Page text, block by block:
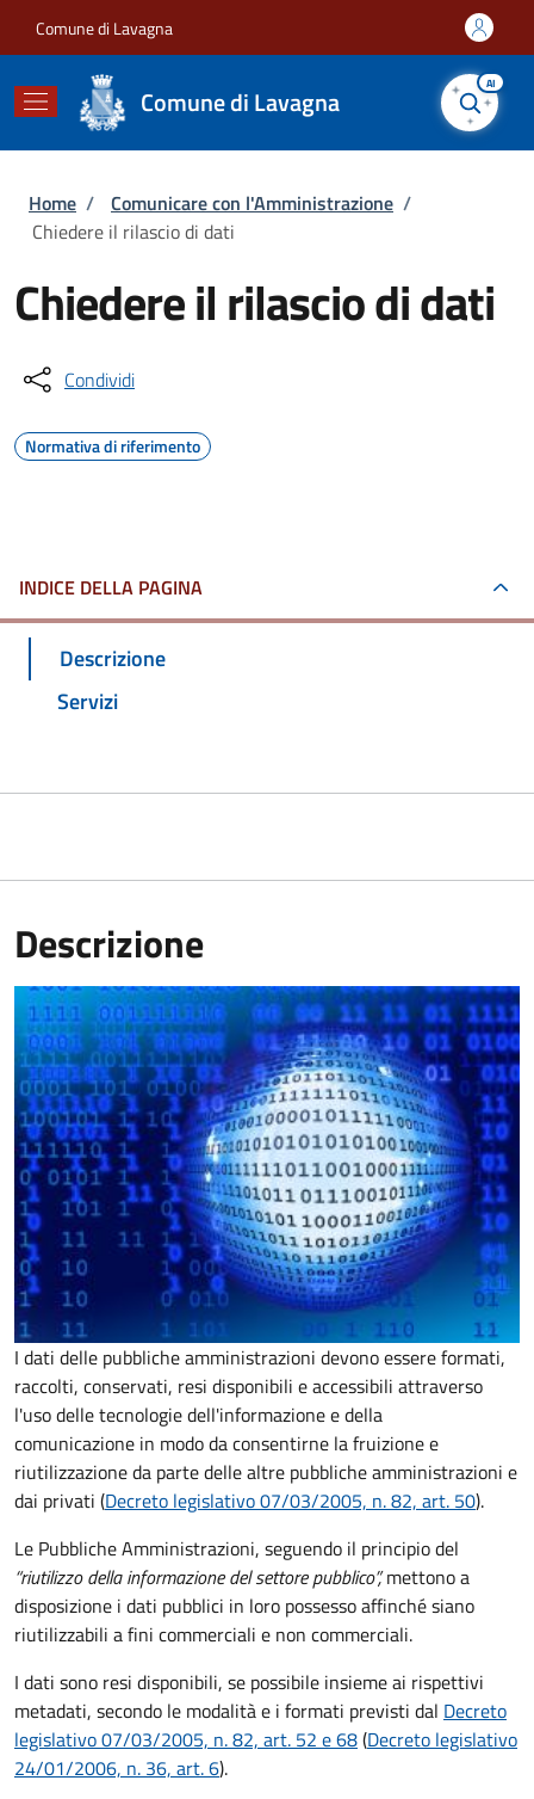
Comune di Lavagna
Comune di Lavagna
AI
Briciole di pane
Home / Comunicare con l'Amministrazione /
Chiedere il rilascio di dati
Chiedere il rilascio di dati
Condividi
Normativa di riferimento
INDICE DELLA PAGINA
Descrizione
Servizi
Descrizione
I dati delle pubbliche amministrazioni devono essere formati,
raccolti, conservati, resi disponibili e accessibili attraverso
l'uso delle tecnologie dell'informazione e della
comunicazione in modo da consentirne la fruizione e
riutilizzazione da parte delle altre pubbliche amministrazioni e
dai privati (Decreto legislativo 07/03/2005, n. 82, art. 50).
Le Pubbliche Amministrazioni, seguendo il principio del
“riutilizzo della informazione del settore pubblico”,mettono a
disposizione i dati pubblici in loro possesso affinché siano
riutilizzabili a fini commerciali e non commerciali.
I dati sono resi disponibili, se possibile insieme ai rispettivi
metadati, secondo le modalità e i formati previsti dal Decreto
legislativo 07/03/2005, n. 82, art. 52 e 68(Decreto legislativo
24/01/2006, n. 36, art. 6).